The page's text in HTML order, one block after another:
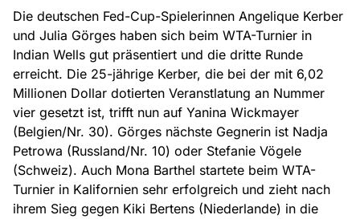
Die deutschen Fed-Cup-Spielerinnen Angelique Kerber
und Julia Görges haben sich beim WTA-Turnier in
Indian Wells gut präsentiert und die dritte Runde
erreicht. Die 25-jährige Kerber, die bei der mit 6,02
Millionen Dollar dotierten Veranstlatung an Nummer
vier gesetzt ist, trifft nun auf Yanina Wickmayer
(Belgien/Nr. 30). Görges nächste Gegnerin ist Nadja
Petrowa (Russland/Nr. 10) oder Stefanie Vögele
(Schweiz). Auch Mona Barthel startete beim WTA-
Turnier in Kalifornien sehr erfolgreich und zieht nach
ihrem Sieg gegen Kiki Bertens (Niederlande) in die